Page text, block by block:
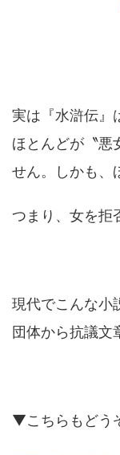
実は『水滸伝』
ほとんどが〝悪
せん。しかも、
つまり、女を拒
現代でこんな小
団体から抗議文
▼こちらもどう